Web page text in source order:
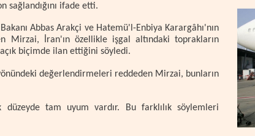
sağlandığını ifade etti.
Abbas Arakçi ve Hatemü'l-Enbiya Karargâhı'nın
Mirzai, İran'ın özellikle işgal altındaki toprakların
biçimde ilan ettiğini söyledi.
değerlendirmeleri reddeden Mirzai, bunların
tam uyum vardır. Bu farklılık söylemleri